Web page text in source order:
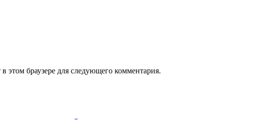
этом браузере для следующего комментария.